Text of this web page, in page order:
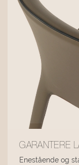
GARANTERE
Enestående og